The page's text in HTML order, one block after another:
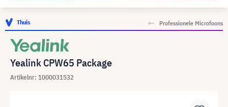
Thuis Professionele Microfoons
Yealink CPW65 Package
Artikelnr: 1000031532